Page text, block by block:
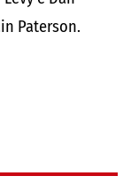
Paterson.